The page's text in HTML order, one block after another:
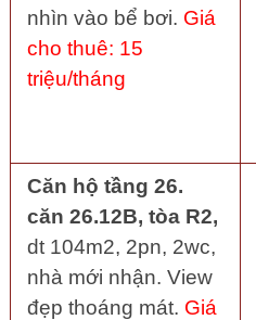
nhìn vào bể bơi. Giá
cho thuê: 15
triệu/tháng
Căn hộ tầng 26.
căn 26.12B, tòa R2,
dt 104m2, 2pn, 2wc,
nhà mới nhận. View
đẹp thoáng mát. Giá